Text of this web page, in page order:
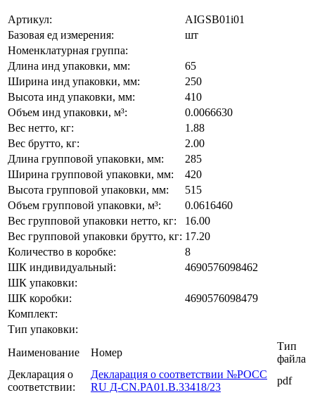
Артикул:
AIGSB01i01
Базовая ед измерения:
шт
Номенклатурная группа:
Длина инд упаковки, мм:
65
Ширина инд упаковки, мм:
250
Высота инд упаковки, мм:
410
Объем инд упаковки, м³:
0.0066630
Вес нетто, кг:
1.88
Вес брутто, кг:
2.00
Длина групповой упаковки, мм:
285
Ширина групповой упаковки, мм:
420
Высота групповой упаковки, мм:
515
Объем групповой упаковки, м³:
0.0616460
Вес групповой упаковки нетто, кг:
16.00
Вес групповой упаковки брутто, кг: 17.20
Количество в коробке:
8
ШК индивидуальный:
4690576098462
ШК упаковки:
ШК коробки:
4690576098479
Комплект:
Тип упаковки:
Наименование
Номер
Тип
файла
Декларация о
соответствии:
Декларация о соответствии №РОСС
RU Д-CN.PA01.B.33418/23
pdf